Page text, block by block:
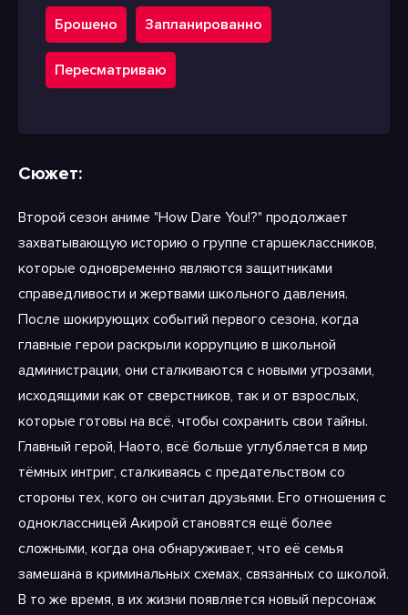
Брошено Запланированно
Пересматриваю
Сюжет:
Второй сезон аниме "How Dare You!?" продолжает
захватывающую историю о группе старшеклассников,
которые одновременно являются защитниками
справедливости и жертвами школьного давления.
После шокирующих событий первого сезона, когда
главные герои раскрыли коррупцию в школьной
администрации, они сталкиваются с новыми угрозами,
исходящими как от сверстников, так и от взрослых,
которые готовы на всё, чтобы сохранить свои тайны.
Главный герой, Наото, всё больше углубляется в мир
тёмных интриг, сталкиваясь с предательством со
стороны тех, кого он считал друзьями. Его отношения с
одноклассницей Акирой становятся ещё более
сложными, когда она обнаруживает, что её семья
замешана в криминальных схемах, связанных со школой.
В то же время, в их жизни появляется новый персонаж